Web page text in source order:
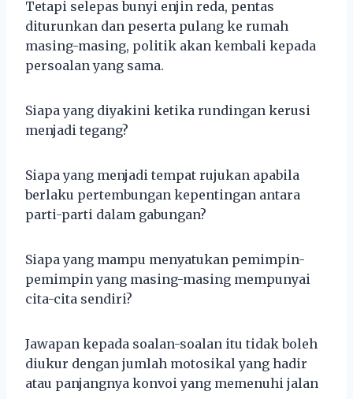
Tetapi selepas bunyi enjin reda, pentas
diturunkan dan peserta pulang ke rumah
masing-masing, politik akan kembali kepada
persoalan yang sama.
Siapa yang diyakini ketika rundingan kerusi
menjadi tegang?
Siapa yang menjadi tempat rujukan apabila
berlaku pertembungan kepentingan antara
parti-parti dalam gabungan?
Siapa yang mampu menyatukan pemimpin-
pemimpin yang masing-masing mempunyai
cita-cita sendiri?
Jawapan kepada soalan-soalan itu tidak boleh
diukur dengan jumlah motosikal yang hadir
atau panjangnya konvoi yang memenuhi jalan